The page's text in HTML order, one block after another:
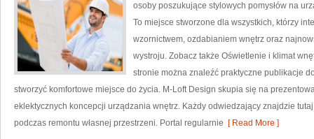
osoby poszukujące stylowych pomysłów na
To miejsce stworzone dla wszystkich, którzy
wzornictwem, ozdabianiem wnętrz oraz
wystroju. Zobacz także Oświetlenie i klimat
stronie można znaleźć praktyczne publikacje
stworzyć komfortowe miejsce do życia. M-Loft Design skupia się na
eklektycznych koncepcji urządzania wnętrz. Każdy odwiedzający znajdzie
podczas remontu własnej przestrzeni. Portal regularnie [ Read More ]